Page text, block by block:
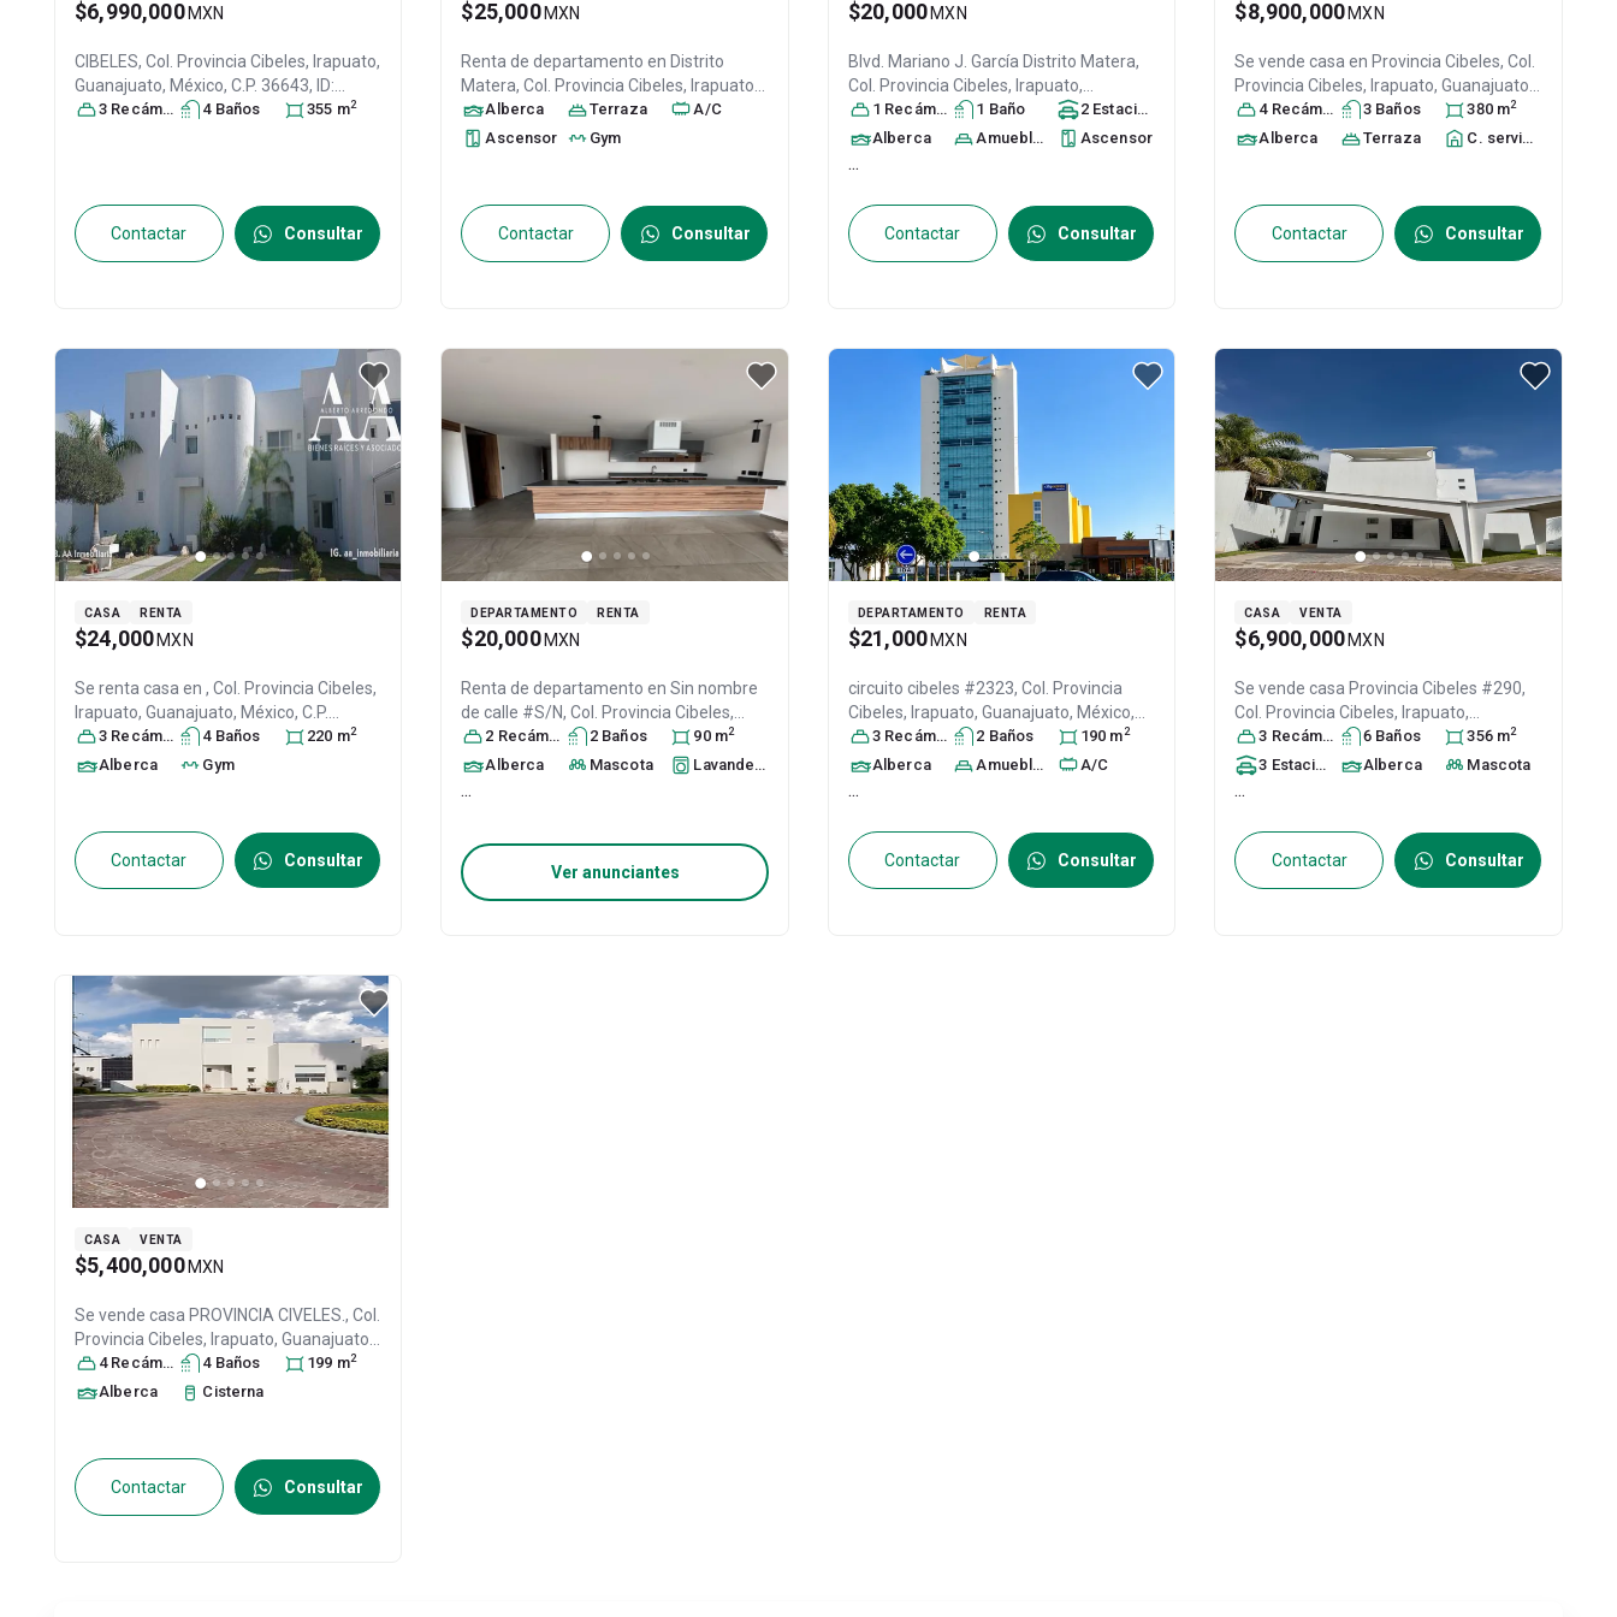
$6,990,000 MXN
CIBELES, Col. Provincia Cibeles, Irapuato,
Guanajuato, México, C.P. 36643, ID:
31196716
3 Recámara s 4 Baños 355 m2
Contactar Consultar
$25,000 MXN
Renta de departamento en Distrito
Matera, Col. Provincia Cibeles, Irapuato
Guanajuato
, México, C.P. 36643, ID:
31159569
Alberca Terraza
A/C
Ascensor
Gym
Contactar Consultar
$20,000 MXN
Blvd. Mariano J. García Distrito Matera,
Col. Provincia Cibeles, Irapuato,
Guanajuato, México, C.P. 36643, ID:
31159562
1 Recámara 1 Baño 2 Estacionamiento
Alberca
Amueblado Ascensor
...
Contactar Consultar
$8,900,000 MXN
Se vende casa en Provincia Cibeles, Col.
Provincia Cibeles, Irapuato, Guanajuato
México, C.P. 36643 , ID:26255513
4 Recámara s 3 Baños 380 m2
Alberca Terraza C. servicio
Contactar Consultar
CASA RENTA
$24,000 MXN
Se renta casa en , Col. Provincia Cibeles,
Irapuato, Guanajuato, México, C.P.
36643, ID:27442290
3 Recámara s 4 Baños 220 m2
Alberca Gym
Contactar Consultar
DEPARTAMENTO RENTA
$20,000 MXN
Renta de departamento enSin nombre
de calle #S/N, Col. Provincia Cibeles,
Irapuato, Guanajuato, México, C.P.
36643, ID:31419024
2 Recámara s 2 Baños 90 m2
Alberca Mascota Lavandería
...
Ver anunciantes
DEPARTAMENTO RENTA
$21,000 MXN
circuito cibeles #2323, Col. Provincia
Cibeles, Irapuato, Guanajuato, México,
C.P. 36643, ID:31108952
3 Recámara s 2 Baños 190 m2
Alberca Amueblado A/C
...
Contactar Consultar
CASA VENTA
$6,900,000 MXN
Se vende casa Provincia Cibeles #290,
Col. Provincia Cibeles, Irapuato,
Guanajuato, México, C.P. 36643, ID:
30765772
3 Recámara s 6 Baños 356 m2
3 Estacionamiento s
Alberca Mascota
...
Contactar Consultar
CASA VENTA
$5,400,000 MXN
Se vende casa PROVINCIA CIVELES., Col.
Provincia Cibeles, Irapuato, Guanajuato
México, C.P. 36643 , ID:31294910
4 Recámara s 4 Baños 199 m2
Alberca Cisterna
Contactar Consultar